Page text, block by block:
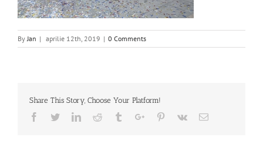
ByJan | aprilie 12th, 2019 | 0 Comments
Share This Story, Choose Your Platform!
Facebook
TwitterLinkedinReddit TumblrGoogle+Pinterest
Vk Email